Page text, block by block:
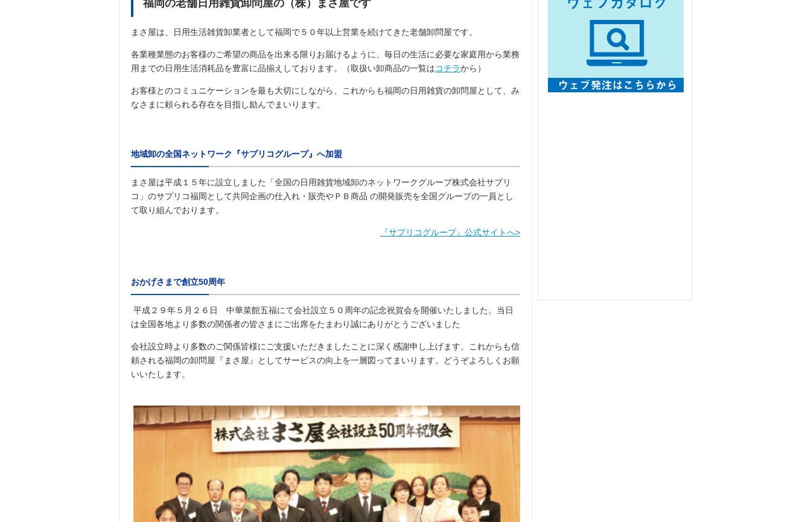
福岡の老舗日用雑貨卸問屋の（株）まさ屋です
まさ屋は、日用生活雑貨卸業者として福岡で５０年以上営業を続けてきた老舗卸問屋です。
各業種業態のお客様のご希望の商品を出来る限りお届けるように、毎日の生活に必要な家庭用から業務
用までの日用生活消耗品を豊富に品揃えしております。（取扱い卸商品の一覧はコチラから）
お客様とのコミュニケーションを最も大切にしながら、これからも福岡の日用雑貨の卸問屋として、み
なさまに頼られる存在を目指し励んでまいります。
地域卸の全国ネットワーク『サプリコグループ』へ加盟
まさ屋は平成１５年に設立しました「全国の日用雑貨地域卸のネットワークグループ株式会社サプリ
コ」のサプリコ福岡として共同企画の仕入れ・販売やＰＢ商品 の開発販売を全国グループの一員とし
て取り組んでおります。
『サプリコグループ』公式サイトへ>
おかげさまで創立50周年
平成２９年５月２６日 中華菜館五福にて会社設立５０周年の記念祝賀会を開催いたしました。当日
は全国各地より多数の関係者の皆さまにご出席をたまわり誠にありがとうございました
会社設立時より多数のご関係皆様にご支援いただきましたことに深く感謝申し上げます。これからも信
頼される福岡の卸問屋『まさ屋』としてサービスの向上を一層図ってまいります。どうぞよろしくお願
いいたします。